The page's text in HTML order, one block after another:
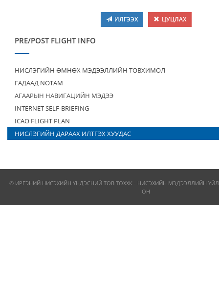
ИЛГЭЭХ ЦУЦЛАХ
PRE/POST FLIGHT INFO
НИСЛЭГИЙН ӨМНӨХ МЭДЭЭЛЛИЙН ТОВХИМОЛ
ГАДААД NOTAM
АГААРЫН НАВИГАЦИЙН МЭДЭЭ
INTERNET SELF-BRIEFING
ICAO FLIGHT PLAN
НИСЛЭГИЙН ДАРААХ ИЛТГЭХ ХУУДАС
© ИРГЭНИЙ НИСЭХИЙН ҮНДЭСНИЙ ТӨВ ТӨХХК - НИСЭХИЙН МЭДЭЭЛЛИЙН
ОН